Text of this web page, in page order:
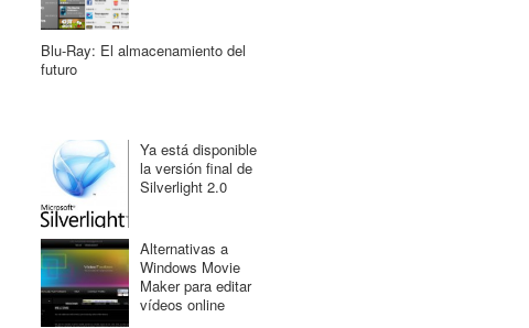
Blu-Ray: El almacenamiento del
futuro
Ya está disponible
la versión final de
Silverlight 2.0
Alternativas a
Windows Movie
Maker para editar
vídeos online